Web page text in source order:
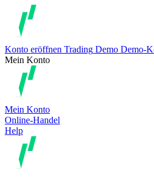
Konto eröffnen Trading Demo Demo-
Mein Konto
Mein Konto
Online-Handel
Help